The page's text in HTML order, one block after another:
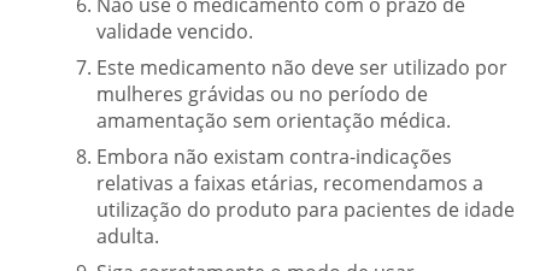
validade vencido.
Este medicamento não deve ser utilizado por
mulheres grávidas ou no período de
amamentação sem orientação médica.
Embora não existam contra-indicações
relativas a faixas etárias, recomendamos a
utilização do produto para pacientes de idade
adulta.